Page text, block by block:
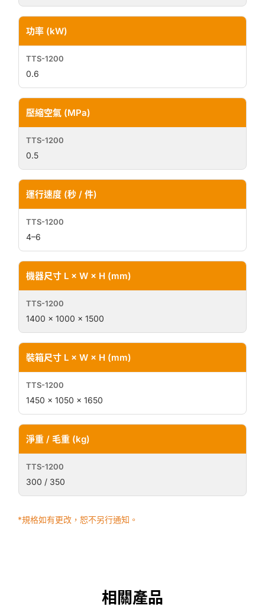
功率 (kW)
0.6
壓縮空氣 (MPa)
0.5
運行速度 (秒 / 件)
4–6
機器尺寸 L × W × H (mm)
1400 × 1000 × 1500
裝箱尺寸 L × W × H (mm)
1450 × 1050 × 1650
淨重 / 毛重 (kg)
300 / 350
*規格如有更改，恕不另行通知。
相關產品